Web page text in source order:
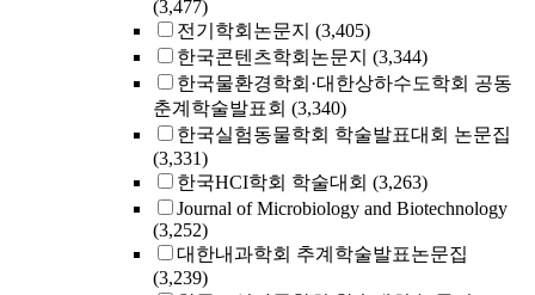
(3,477)
전기학회논문지 (3,405)
한국콘텐츠학회논문지 (3,344)
한국물환경학회·대한상하수도학회 공동
춘계학술발표회 (3,340)
한국실험동물학회 학술발표대회 논문집
(3,331)
한국HCI학회 학술대회 (3,263)
Journal of Microbiology and Biotechnology
(3,252)
대한내과학회 추계학술발표논문집
(3,239)